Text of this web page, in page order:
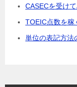
CASECを受け
TOEIC点数を稼
単位の表記方法